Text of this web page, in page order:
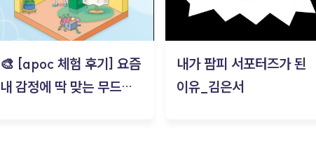
🎨 [apoc 체험 후기] 요즘
내 감정에 딱 맞는 무드룸
내가 팜피 서포터즈가 된
이유_김은서